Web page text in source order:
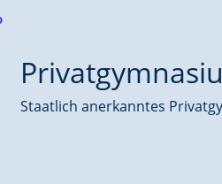
Staatlich anerkanntes